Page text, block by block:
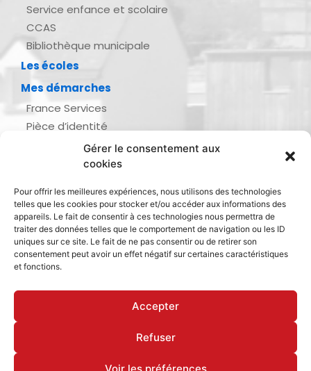
Gérer le consentement aux
cookies
Pour offrir les meilleures expériences, nous utilisons des technologies
telles que les cookies pour stocker et/ou accéder aux informations des
appareils. Le fait de consentir à ces technologies nous permettra de
traiter des données telles que le comportement de navigation ou les ID
uniques sur ce site. Le fait de ne pas consentir ou de retirer son
consentement peut avoir un effet négatif sur certaines caractéristiques
et fonctions.
Accepter
Refuser
Voir les préférences
Service enfance et scolaire
CCAS
Bibliothèque municipale
Les écoles
Mes démarches
France Services
Pièce d’identité
Demande d’actes d’état civil
Inscription listes électorales
Recensement militaire
Le journal de ma ville
Gestion des déchets
Mentions légales & politique de confidentialité
Déclaration d’accessibilité